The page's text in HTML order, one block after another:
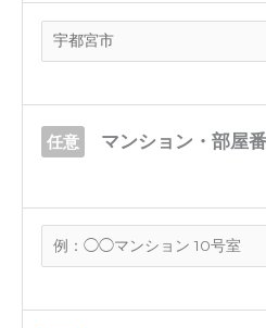
任意 マンション・部屋